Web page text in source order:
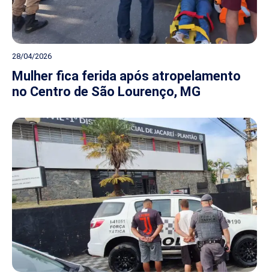
28/04/2026
Mulher fica ferida após atropelamento
no Centro de São Lourenço, MG